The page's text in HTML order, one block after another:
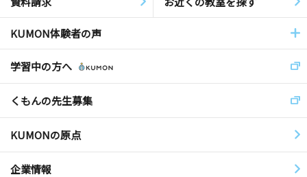
KUMON体験者の声
学習中の方へ
くもんの先生募集
KUMONの原点
企業情報